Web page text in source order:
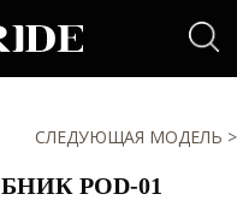
СЛЕДУЮЩАЯ МОДЕЛЬ >
POD-01